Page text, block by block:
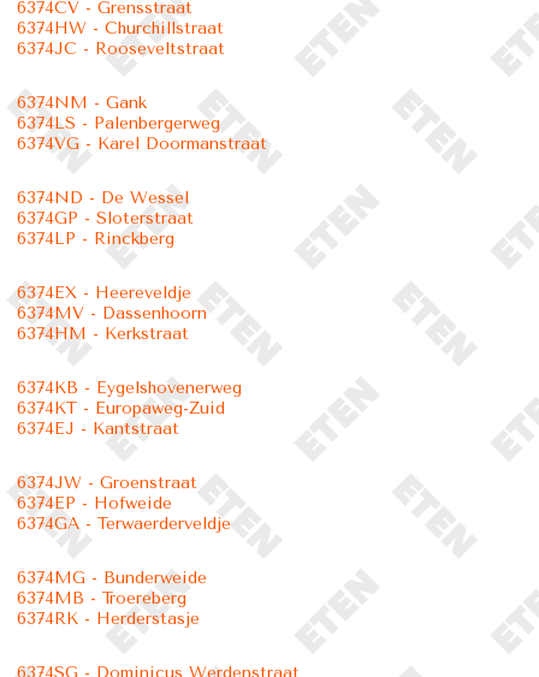
6374CV - Grensstraat
6374HW - Churchillstraat
6374JC - Rooseveltstraat
6374NM - Gank
6374LS - Palenbergerweg
6374VG - Karel Doormanstraat
6374ND - De Wessel
6374GP - Sloterstraat
6374LP - Rinckberg
6374EX - Heereveldje
6374MV - Dassenhoorn
6374HM - Kerkstraat
6374KB - Eygelshovenerweg
6374KT - Europaweg-Zuid
6374EJ - Kantstraat
6374JW - Groenstraat
6374EP - Hofweide
6374GA - Terwaerderveldje
6374MG - Bunderweide
6374MB - Troereberg
6374RK - Herderstasje
6374SG - Dominicus Werdenstraat